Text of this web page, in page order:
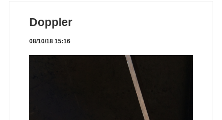
Doppler
08/10/18 15:16